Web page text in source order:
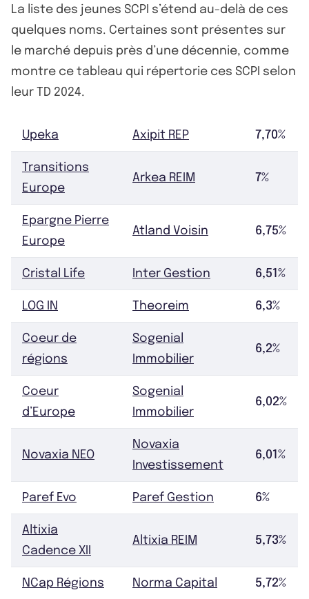
La liste des jeunes SCPI s’étend au-delà de ces
quelques noms. Certaines sont présentes sur
le marché depuis près d’une décennie, comme
montre ce tableau qui répertorie ces SCPI selon
leur TD 2024.
Upeka Axipit REP 7,70%
Transitions
Europe
Arkea REIM 7%
Epargne Pierre
Europe
Atland Voisin 6,75%
Cristal Life Inter Gestion 6,51%
LOG IN Theoreim 6,3%
Coeur de
régions
Sogenial
Immobilier
6,2%
Coeur
d’Europe
Sogenial
Immobilier
6,02%
Novaxia NEO
Novaxia
Investissement
6,01%
Paref Evo Paref Gestion 6%
Altixia
Cadence XII
Altixia REIM 5,73%
NCap Régions Norma Capital 5,72%